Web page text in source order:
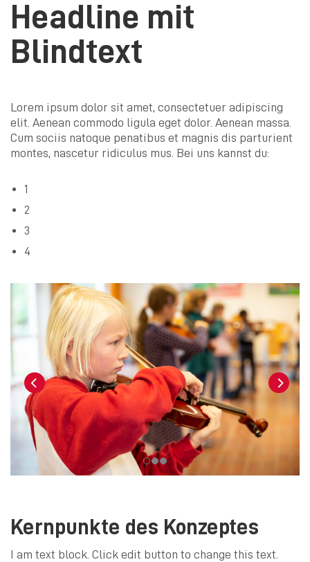
Headline mit
Blindtext
Lorem ipsum dolor sit amet, consectetuer adipiscing
elit. Aenean commodo ligula eget dolor. Aenean massa.
Cum sociis natoque penatibus et magnis dis parturient
montes, nascetur ridiculus mus. Bei uns kannst du:
1
2
3
4
Kernpunkte des Konzeptes
I am text block. Click edit button to change this text.